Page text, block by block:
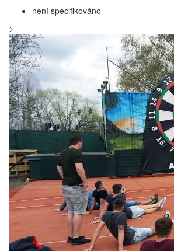
není specifikováno
>